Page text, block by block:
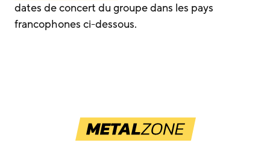
dates de concert du groupe dans les pays
francophones ci-dessous.